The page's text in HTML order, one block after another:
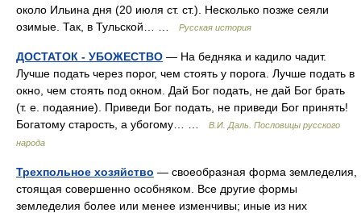
около Ильина дня (20 июля ст. ст.). Несколько позже сеяли
озимые. Так, в Тульской… …
Русская история
ДОСТАТОК - УБОЖЕСТВО — На бедняка и кадило чадит.
Лучше подать через порог, чем стоять у порога. Лучше подать в
окно, чем стоять под окном. Дай Бог подать, не дай Бог брать
(т. е. подаяние). Приведи Бог подать, не приведи Бог принять!
Богатому старость, а убогому… …
В.И. Даль. Пословицы русского
народа
Трехпольное хозяйство — своеобразная форма земледелия,
стоящая совершенно особняком. Все другие формы
земледелия более или менее изменчивы; иные из них